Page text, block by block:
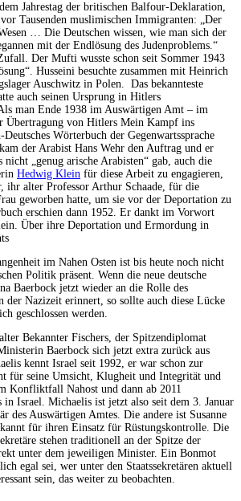
Jahrestag der britischen Balfour-Deklaration,
Tausenden muslimischen Immigranten: „Der
… Die Deutschen wissen, wie man sich der
mit der Endlösung des Judenproblems.“
Der Mufti wusste schon seit Sommer 1943
Husseini besuchte zusammen mit Heinrich
Auschwitz in Polen. Das bekannteste
auch seinen Ursprung in Hitlers
man Ende 1938 im Auswärtigen Amt – im
Übertragung von Hitlers Mein Kampf ins
Wörterbuch der Gegenwartssprache
der Arabist Hans Wehr den Auftrag und er
nicht „genug arische Arabisten“ gab, auch die
Hedwig Klein für diese Arbeit zu engagieren,
ihr alter Professor Arthur Schaade, für die
geworben hatte, um sie vor der Deportation zu
erschien dann 1952. Er dankt im Vorwort
Über ihre Deportation und Ermordung in
im Nahen Osten ist bis heute noch nicht
Politik präsent. Wenn die neue deutsche
Baerbock jetzt wieder an die Rolle des
der Nazizeit erinnert, so sollte auch diese Lücke
geschlossen werden.
Bekannter Fischers, der Spitzendiplomat
Baerbock sich jetzt extra zurück aus
kennt Israel seit 1992, er war schon zur
für seine Umsicht, Klugheit und Integrität und
Konfliktfall Nahost und dann ab 2011
in Israel. Michaelis ist jetzt also seit dem 3. Januar
des Auswärtigen Amtes. Die andere ist Susanne
für ihren Einsatz für Rüstungskontrolle. Die
stehen traditionell an der Spitze der
unter dem jeweiligen Minister. Ein Bonmot
egal sei, wer unter den Staatssekretären aktuell
sein, das weiter zu beobachten.